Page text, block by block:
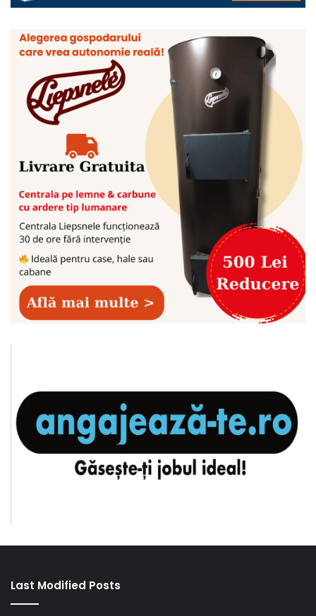
Last Modified Posts